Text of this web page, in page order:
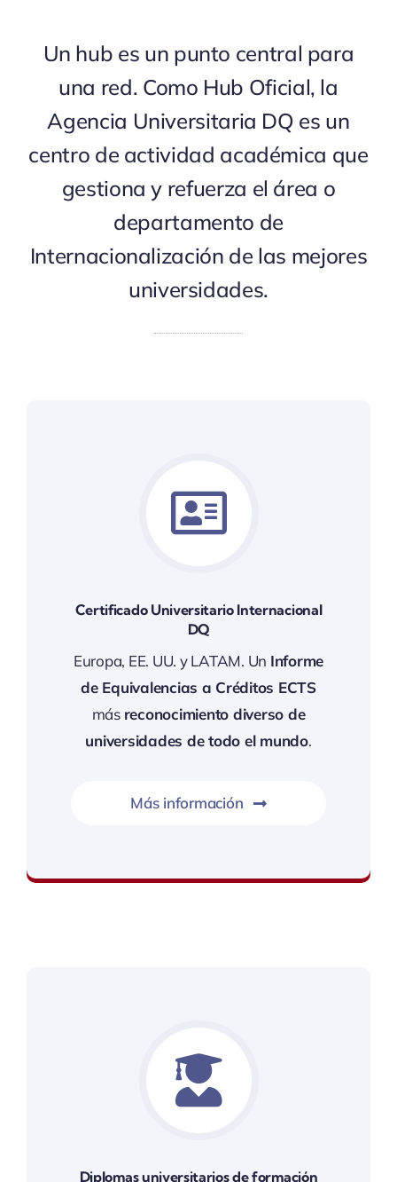
Un hub es un punto central para
una red. Como Hub Oficial, la
Agencia Universitaria DQ es un
centro de actividad académica que
gestiona y refuerza el área o
departamento de
Internacionalización de las mejores
universidades.
Certificado Universitario Internacional
DQ
Europa, EE. UU. y LATAM. Un Informe
de Equivalencias a Créditos ECTS
más reconocimiento diverso de
universidades de todo el mundo.
Más información
Diplomas universitarios de formación